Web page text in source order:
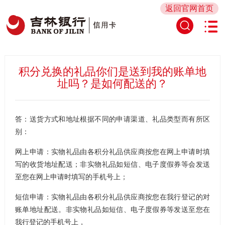
返回官网首页
积分兑换的礼品你们是送到我的账单地
址吗？是如何配送的？
答：送货方式和地址根据不同的申请渠道、礼品类型而有所区
别：
网上申请：实物礼品由各积分礼品供应商按您在网上申请时填
写的收货地址配送；非实物礼品如短信、电子度假券等会发送
至您在网上申请时填写的手机号上；
短信申请：实物礼品由各积分礼品供应商按您在我行登记的对
账单地址配送。非实物礼品如短信、电子度假券等发送至您在
我行登记的手机号上，